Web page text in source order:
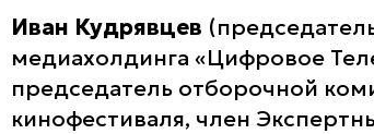
Иван Кудрявцев
медиахолдинга «Цифровое
председатель отборочной
кинофестиваля, член